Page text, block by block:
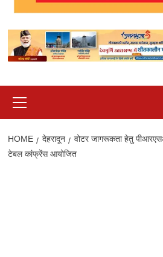
Menu
HOME देहरादून
वोटर जागरूकता हेतु
टेबल कांफ्रेंस आयोजित